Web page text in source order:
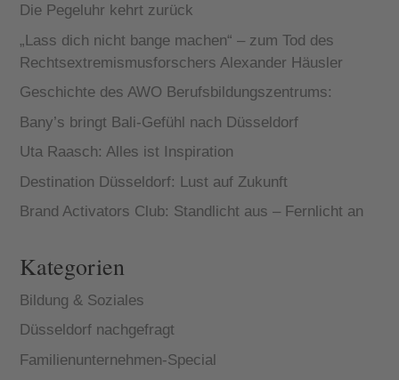
Die Pegeluhr kehrt zurück
„Lass dich nicht bange machen“ – zum Tod des
Rechtsextremismusforschers Alexander Häusler
Geschichte des AWO Berufsbildungszentrums:
Bany’s bringt Bali-Gefühl nach Düsseldorf
Uta Raasch: Alles ist Inspiration
Destination Düsseldorf: Lust auf Zukunft
Brand Activators Club: Standlicht aus – Fernlicht an
Kategorien
Bildung & Soziales
Düsseldorf nachgefragt
Familienunternehmen-Special